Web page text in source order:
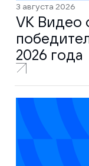
3 августа 2026
VK Видео
2026 года